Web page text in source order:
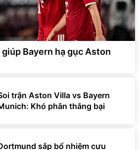
Bayern hạ gục Aston
trận Aston Villa vs Bayern
Khó phân thắng bại
sắp bổ nhiệm cựu